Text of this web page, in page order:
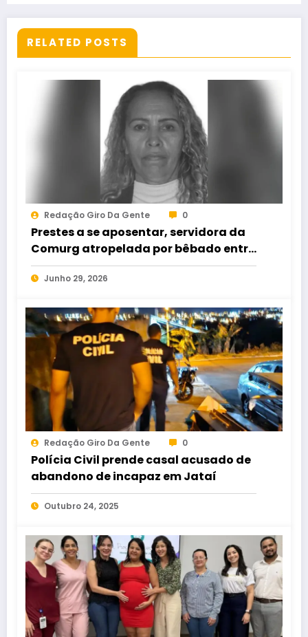
RELATED POSTS
Redação Giro Da Gente 0
Prestes a se aposentar, servidora da
Comurg atropelada por bêbado entra
em protocolo de morte encefálica
Junho 29, 2026
Redação Giro Da Gente 0
Polícia Civil prende casal acusado de
abandono de incapaz em Jataí
Outubro 24, 2025